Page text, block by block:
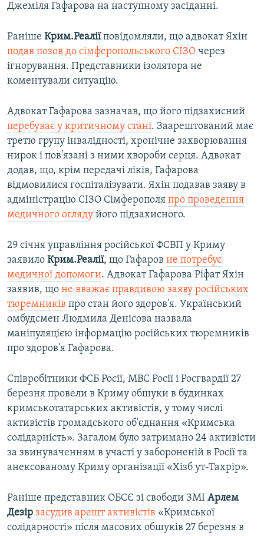
Джеміля Гафарова на наступному засіданні.
Раніше Крим.Реаліїповідомляли, що адвокат Яхін
подав позов до сімферопольського СІЗО через
ігнорування. Представники ізолятора не
коментували ситуацію.
Адвокат Гафарова зазначав, що його підзахисний
перебуває у критичному стані. Заарештований має
третю групу інвалідності, хронічне захворювання
нирок і пов'язані з ними хвороби серця. Адвокат
додав, що, крім передачі ліків, Гафарова
відмовилися госпіталізувати. Яхін подавав заяву в
адміністрацію СІЗО Сімферополя про проведення
медичного огляду його підзахисного.
29 січня управління російської ФСВП у Криму
заявило Крим.Реалії, що Гафаров не потребує
медичної допомоги. Адвокат Гафарова Ріфат Яхін
заявив, що не вважає правдивою заяву російських
тюремників про стан його здоров'я. Український
омбудсмен Людмила Денісова назвала
маніпуляцією інформацію російських тюремників
про здоров'я Гафарова.
Співробітники ФСБ Росії, МВС Росії і Росгвардії 27
березня провели в Криму обшуки в будинках
кримськотатарських активістів, у тому числі
активістів громадського об'єднання «Кримська
солідарність». Загалом було затримано 24 активісти
за звинуваченням в участі у забороненій в Росії та
анексованому Криму організації «Хізб ут-Тахрір».
Раніше представник ОБСЄ зі свободи ЗМІ Арлем
Дезір засудив арешт активістів «Кримської
солідарності» після масових обшуків 27 березня в